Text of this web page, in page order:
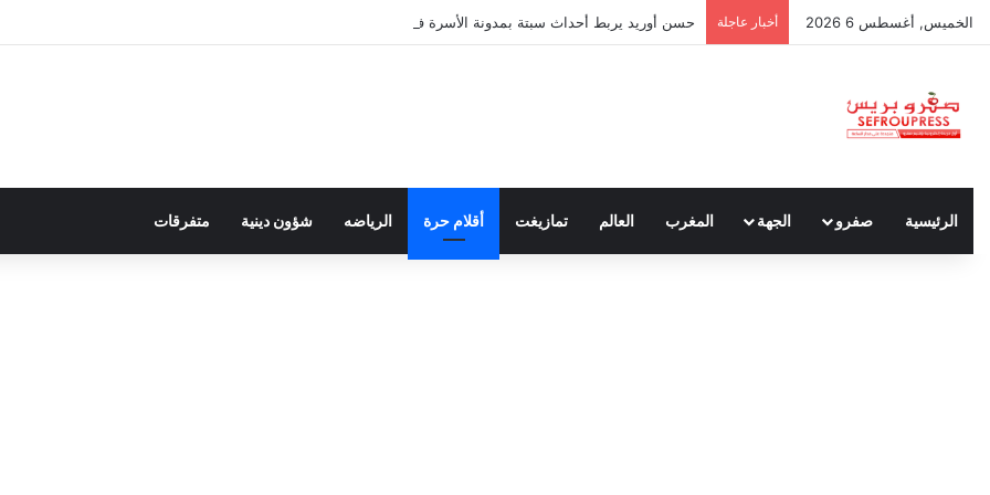
الخميس, أغسطس 6 2026 أخبار عاجلة حسن أوريد يربط أحداث سبتة بمدونة الأسرة في قراءة للتحولات الاجتماعية
الرئيسية صفرو الجهة المغرب العالم تمازيغت أقلام حرة الرياضه شؤون دينية متفرقات